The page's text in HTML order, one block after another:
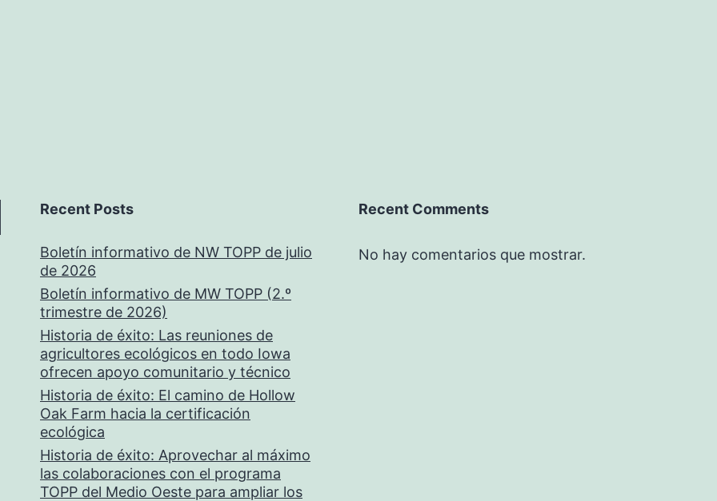
Recent Posts
Boletín informativo de NW TOPP de julio
de 2026
Boletín informativo de MW TOPP (2.º
trimestre de 2026)
Historia de éxito: Las reuniones de
agricultores ecológicos en todo Iowa
ofrecen apoyo comunitario y técnico
Historia de éxito: El camino de Hollow
Oak Farm hacia la certificación
ecológica
Historia de éxito: Aprovechar al máximo
las colaboraciones con el programa
TOPP del Medio Oeste para ampliar los
Recent Comments
No hay comentarios que mostrar.